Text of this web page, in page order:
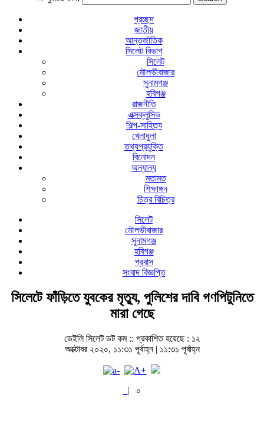
প্রচ্ছদ
জাতীয়
আন্তর্জাতিক
সিলেট বিভাগ
সিলেট
মৌলভীবাজার
সুনামগঞ্জ
হবিগঞ্জ
রাজনীতি
এক্সক্লুসিভ
শিল্প-সাহিত্য
খেলাধুলা
তথ্যপ্রযুক্তি
বিনোদন
অন্যান্য
মতামত
শিক্ষাঙ্গন
চিত্র বিচিত্র
সিলেট
মৌলভীবাজার
সুনামগঞ্জ
হবিগঞ্জ
প্রবাস
সংবাদ বিজ্ঞপ্তি
সিলেটে ফাঁড়িতে যুবকের মৃত্যু, পুলিশের দাবি গণপিটুনিতে
মারা গেছে
ডেইলি সিলেট ডট কম :: প্রকাশিত হয়েছে : ১২
অক্টোবর ২০২০, ১১:৩১ পূর্বাহ্ন | ১১:৩১ পূর্বাহ্ন
| ০